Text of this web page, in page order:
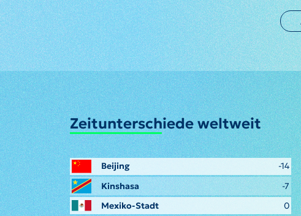
Zeitunterschiede weltweit
Beijing
-14
Kinshasa
-7
Mexiko-Stadt
0